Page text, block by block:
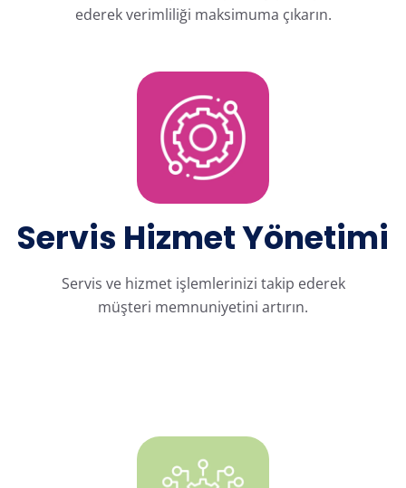
ederek verimliliği maksimuma çıkarın.
Servis Hizmet Yönetimi
Servis ve hizmet işlemlerinizi takip ederek
müşteri memnuniyetini artırın.